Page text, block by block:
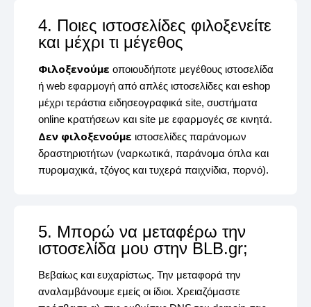
4. Ποιες ιστοσελίδες φιλοξενείτε
και μέχρι τι μέγεθος
Φιλοξενούμε οποιουδήποτε μεγέθους ιστοσελίδα
ή web εφαρμογή από απλές ιστοσελίδες και eshop
μέχρι τεράστια ειδησεογραφικά site, συστήματα
online κρατήσεων και site με εφαρμογές σε κινητά.
Δεν φιλοξενούμε ιστοσελίδες παράνομων
δραστηριοτήτων (ναρκωτικά, παράνομα όπλα και
πυρομαχικά, τζόγος και τυχερά παιχνίδια, πορνό).
5. Μπορώ να μεταφέρω την
ιστοσελίδα μου στην BLB.gr;
Βεβαίως και ευχαρίστως. Την μεταφορά την
αναλαμβάνουμε εμείς οι ίδιοι. Χρειαζόμαστε